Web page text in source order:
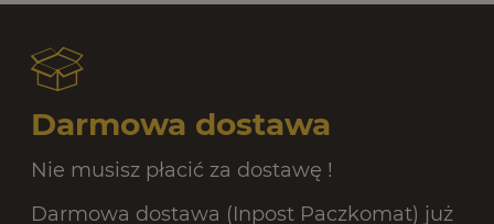
Darmowa dostawa
Nie musisz płacić za dostawę !
Darmowa dostawa (Inpost Paczkomat) już